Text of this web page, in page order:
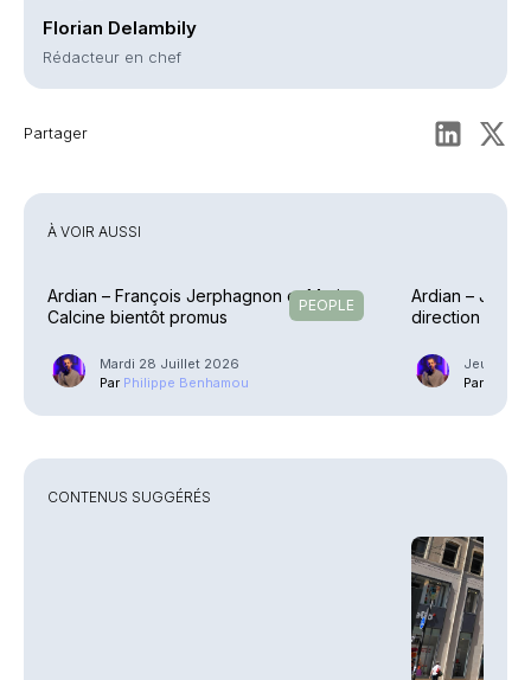
Florian Delambily
Rédacteur en chef
Partager
À VOIR AUSSI
PEOPLE
Ardian – François Jerphagnon et Marion
Calcine bientôt promus
Mardi 28 Juillet 2026
Par Philippe Benhamou
Ardian – Jeu
direction
Jeudi 21
Par
CONTENUS SUGGÉRÉS